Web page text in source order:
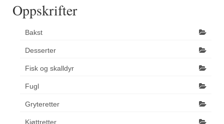
Oppskrifter
Bakst
Desserter
Fisk og skalldyr
Fugl
Gryteretter
Kjøttretter